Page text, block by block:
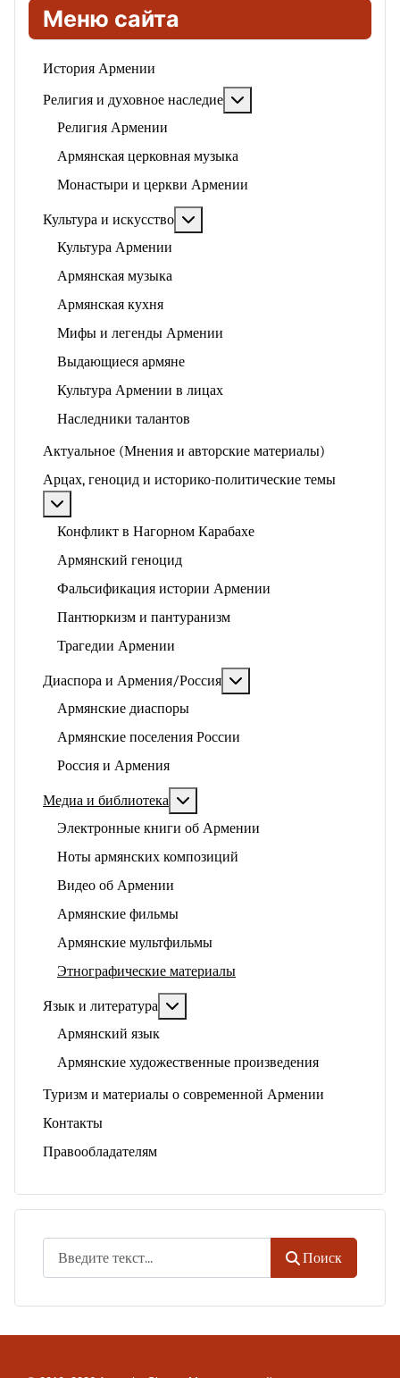
Меню сайта
История Армении
Религия и духовное наследие
Религия Армении
Армянская церковная музыка
Монастыри и церкви Армении
Культура и искусство
Культура Армении
Армянская музыка
Армянская кухня
Мифы и легенды Армении
Выдающиеся армяне
Культура Армении в лицах
Наследники талантов
Актуальное (Мнения и авторские материалы)
Арцах, геноцид и историко-политические темы
Конфликт в Нагорном Карабахе
Армянский геноцид
Фальсификация истории Армении
Пантюркизм и пантуранизм
Трагедии Армении
Диаспора и Армения/Россия
Армянские диаспоры
Армянские поселения России
Россия и Армения
Медиа и библиотека
Электронные книги об Армении
Ноты армянских композиций
Видео об Армении
Армянские фильмы
Армянские мультфильмы
Этнографические материалы
Язык и литература
Армянский язык
Армянские художественные произведения
Туризм и материалы о современной Армении
Контакты
Правообладателям
Поиск